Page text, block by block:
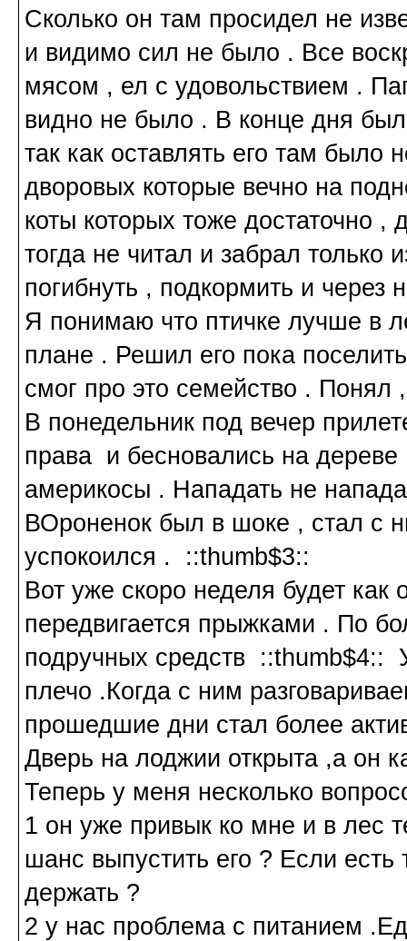
Сколько он там просидел не
и видимо сил не было . Все
мясом , ел с удовольствием .
видно не было . В конце дня
так как оставлять его там было
дворовых которые вечно на
коты которых тоже достаточно ,
тогда не читал и забрал только
погибнуть , подкормить и через
Я понимаю что птичке лучше в
плане . Решил его пока
смог про это семейство . Понял
В понедельник под вечер
права и бесновались на дереве
америкосы . Нападать не
ВОроненок был в шоке , стал с
успокоился . ::thumb$3::
Вот уже скоро неделя будет как
передвигается прыжками . По
подручных средств ::thumb$4::
плечо .Когда с ним
прошедшие дни стал более
Дверь на лоджии открыта ,а он
Теперь у меня несколько
1 он уже привык ко мне и в лес
шанс выпустить его ? Если
держать ?
2 у нас проблема с питанием